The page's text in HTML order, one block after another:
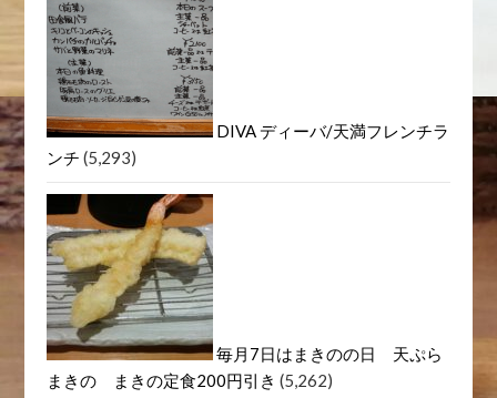
DIVA ディーバ/天満フレンチラ
ンチ (5,293)
毎月7日はまきのの日 天ぷら
まきの まきの定食200円引き (5,262)